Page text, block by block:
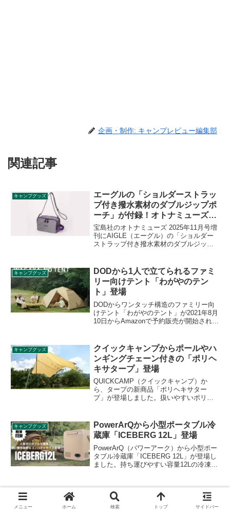
企画・制作: キャンプレビュー編集部
関連記事
キャンプグッズ
エーグルの「ショルダーストラッ
プ付き撥水素材のダブルジップポ
ーチ」が付録！オトナミューズ
2025年11月号増刊
宝島社のオトナミューズ 2025年11月号増
刊にAIGLE（エーグル）の「ショルダー
ストラップ付き撥水素材のダブルジップ
も楽ちんなダブルジップポーチで、撥水
加工が施されています。詳細をレビュー
します。
キャンプグッズ
DODから1人で立てられるファミ
リー向けテント「わがやのテン
ト」登場
DODからワンタッチ構造のファミリー向
けテント「わがやのテント」が2021年8月
10日からAmazonで予約販売が開始されま
ントです。詳細をレビューします。
キャンプグッズ
クイックキャンプからポールやハ
ンギングチェーン付きの「ポリヘ
キサタープ」登場
QUICKCAMP（クイックキャンプ）か
ら、タープの新商品「ポリヘキサター
プ」が登場しました。扱いやすいポリエ
ェーンが付属しており、1つめのタープに
ぴったりです。詳細をレビューします。
キャンプグッズ
PowerArQから小型ポータブル冷
蔵庫「ICEBERG 12L」登場
PowerArQ（パワーアーク）から小型ポー
タブル冷蔵庫「ICEBERG 12L」が登場し
ました。持ち運びやすい容量12Lの冷凍・
や野菜、飲み物など様々なものを冷やす
ことができます。詳細をレビューしま
キャンプグッズ
ロゴスから「ポケモンデザインシ
リーズ」14アイテム登場
メニュー ホーム 検索 トップ サイドバー